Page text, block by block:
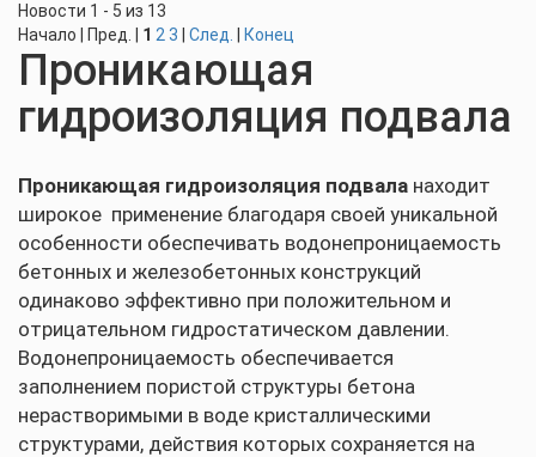
Новости 1 - 5 из 13
Начало | Пред. | 1 2 3 След. Конец
Проникающая
гидроизоляция подвала
Проникающая гидроизоляция подвала находит
широкое применение благодаря своей уникальной
особенности обеспечивать водонепроницаемость
бетонных и железобетонных конструкций
одинаково эффективно при положительном и
отрицательном гидростатическом давлении.
Водонепроницаемость обеспечивается
заполнением пористой структуры бетона
нерастворимыми в воде кристаллическими
структурами, действия которых сохраняется на